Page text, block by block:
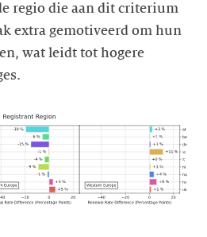
regio die aan dit criterium
extra gemotiveerd om hun
wat leidt tot hogere
yj8364fopk6s/